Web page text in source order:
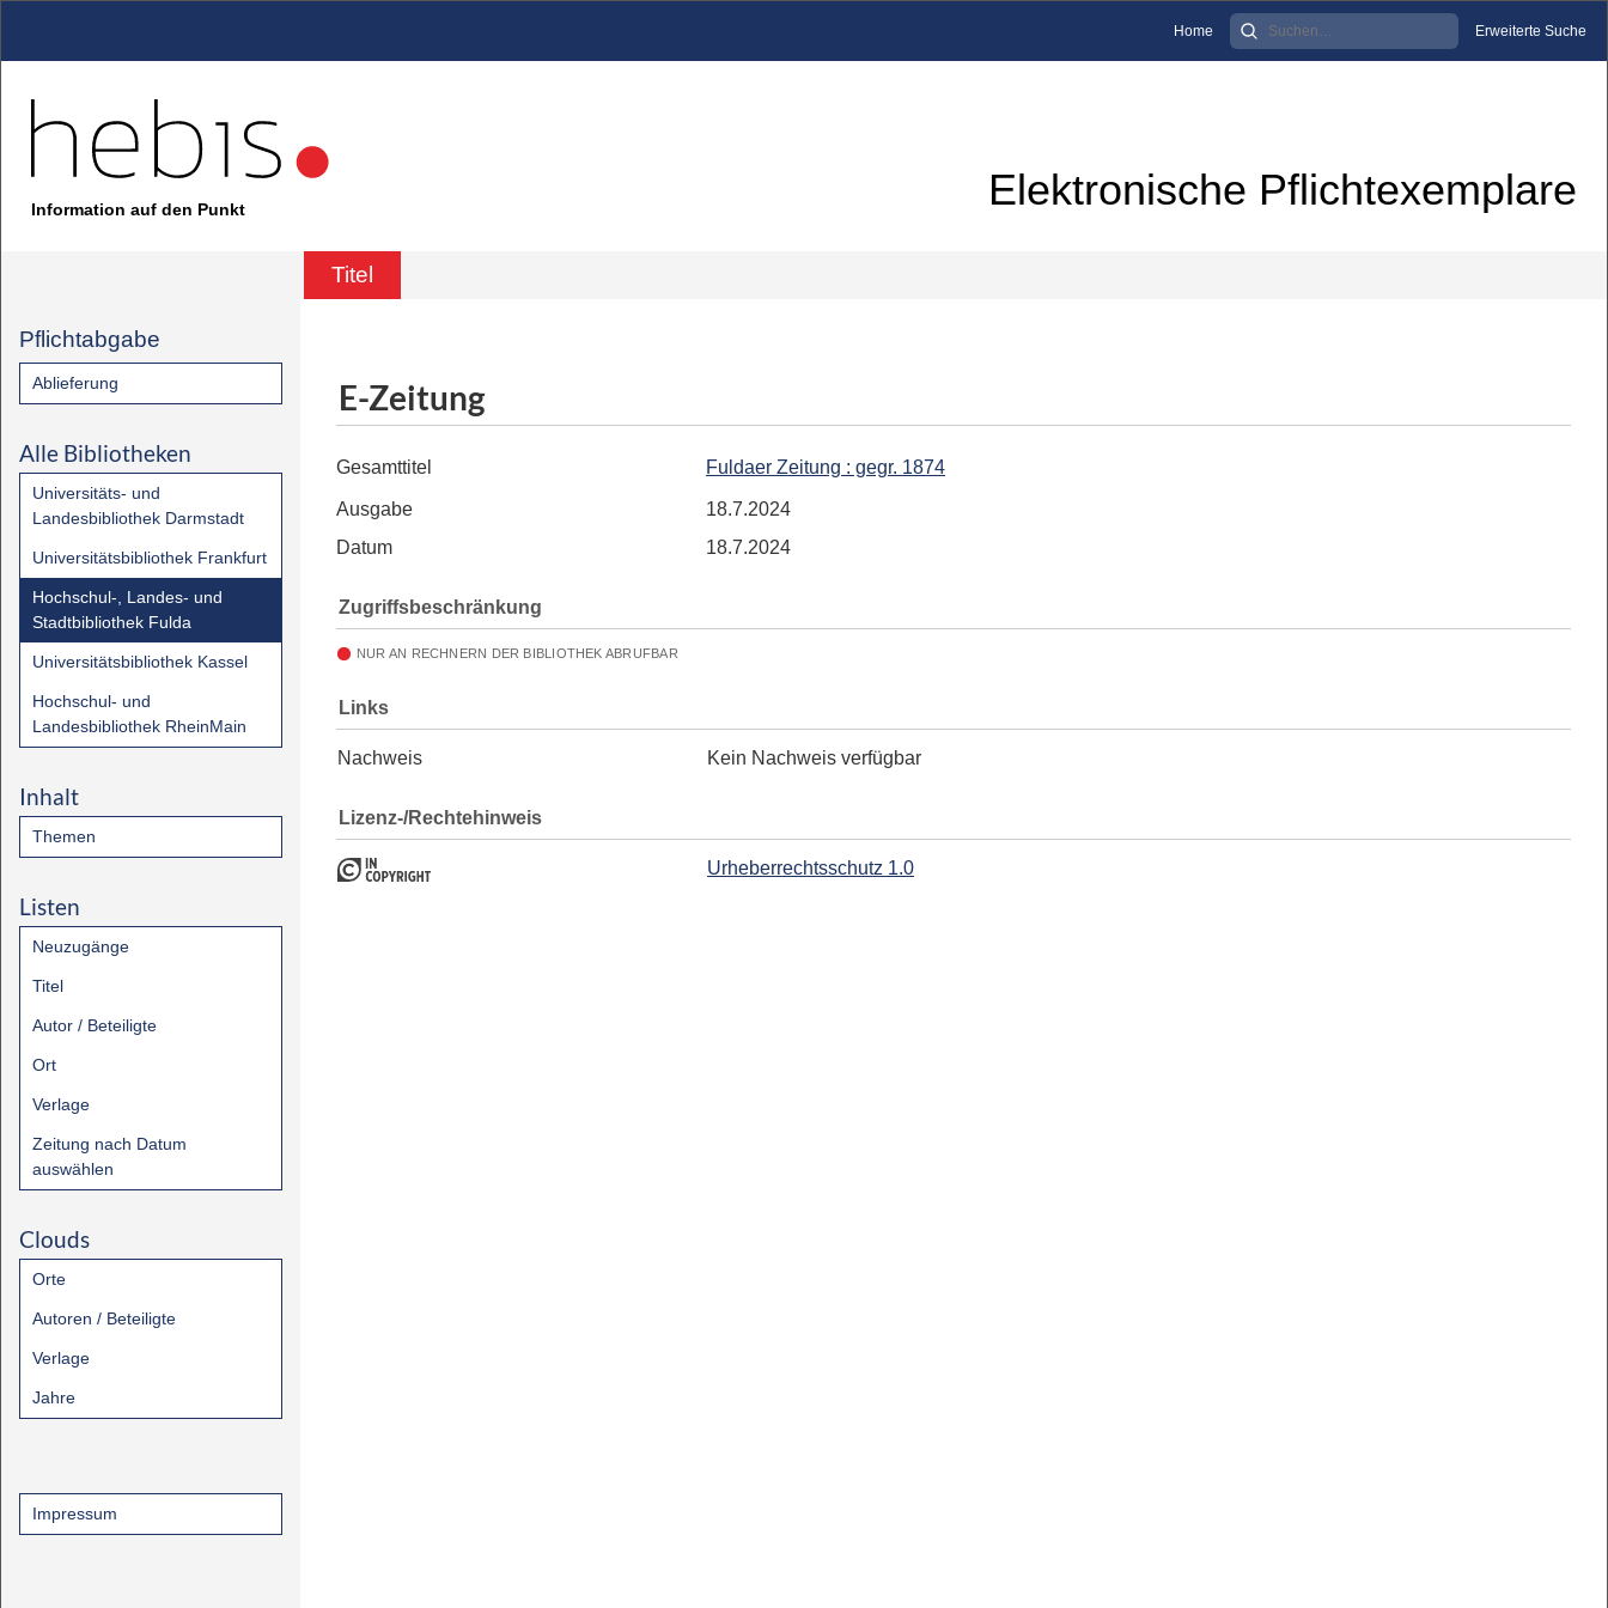
Home Erweiterte Suche
Information auf den Punkt Elektronische Pflichtexemplare
Titel
Pflichtabgabe
Ablieferung
Alle Bibliotheken
Universitäts- und
Landesbibliothek Darmstadt
Universitätsbibliothek Frankfurt
Hochschul-, Landes- und
Stadtbibliothek Fulda
Universitätsbibliothek Kassel
Hochschul- und
Landesbibliothek RheinMain
Inhalt
Themen
Listen
Neuzugänge
Titel
Autor / Beteiligte
Ort
Verlage
Zeitung nach Datum
auswählen
Clouds
Orte
Autoren / Beteiligte
Verlage
Jahre
Impressum
E-Zeitung
Gesamttitel Fuldaer Zeitung : gegr. 1874
Ausgabe
18.7.2024
Datum
18.7.2024
Zugriffsbeschränkung
NUR AN RECHNERN DER BIBLIOTHEK ABRUFBAR
Links
Nachweis Kein Nachweis verfügbar
Lizenz-/Rechtehinweis
Urheberrechtsschutz 1.0